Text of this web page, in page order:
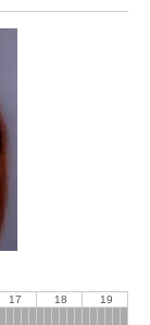
17 18 19